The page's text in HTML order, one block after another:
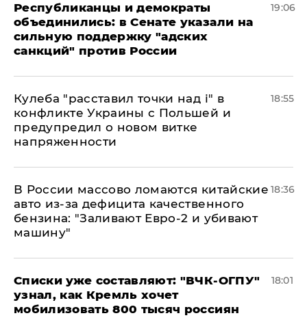
Республиканцы и демократы
объединились: в Сенате указали на
сильную поддержку "адских
санкций" против России
19:06
Кулеба "расставил точки над і" в
конфликте Украины с Польшей и
предупредил о новом витке
напряженности
18:55
В России массово ломаются китайские
авто из-за дефицита качественного
бензина: "Заливают Евро-2 и убивают
машину"
18:36
Списки уже составляют: "ВЧК-ОГПУ"
узнал, как Кремль хочет
мобилизовать 800 тысяч россиян
18:01